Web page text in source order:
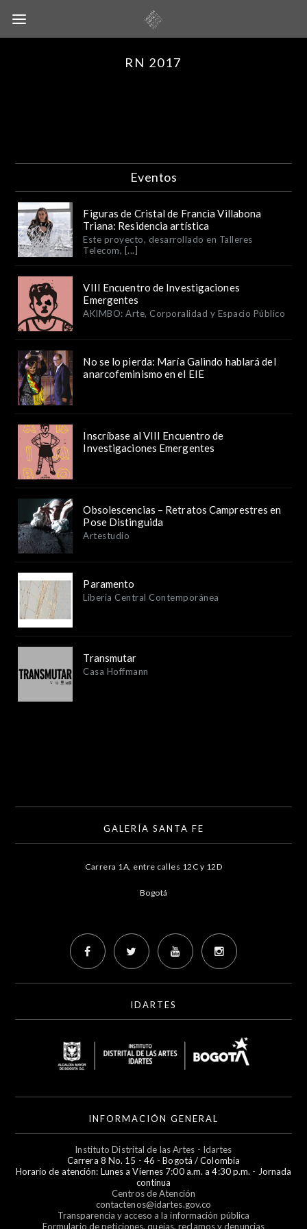
RN 2017
Eventos
Figuras de Cristal de Francia Villabona
Triana: Residencia artística
Este proyecto, desarrollado en Talleres
Telecom, [...]
VIII Encuentro de Investigaciones
Emergentes
AKIMBO: Arte, Corporalidad y Espacio Público
No se lo pierda: María Galindo hablará del
anarcofeminismo en el EIE
Inscríbase al VIII Encuentro de
Investigaciones Emergentes
Obsolescencias – Retratos Camprestres en
Pose Distinguida
Artestudio
Paramento
Liberia Central Contemporánea
Transmutar
Casa Hoffmann
GALERÍA SANTA FE
Carrera 1A, entre calles 12C y 12D
Bogotá
IDARTES
INFORMACIÓN GENERAL
Instituto Distrital de las Artes - Idartes
Carrera 8 No. 15 - 46 - Bogotá / Colombia
Horario de atención: Lunes a Viernes 7:00 a.m. a 4:30 p.m. - Jornada
continua
Centros de Atención
contactenos@idartes.gov.co
Transparencia y acceso a la información pública
Formulario de peticiones, quejas, reclamos y denuncias